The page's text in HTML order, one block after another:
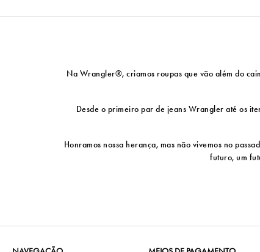
Na Wrangler®, criamos roupas que vão além do
Desde o primeiro par de jeans Wrangler até os
Honramos nossa herança, mas não vivemos no
futuro, um